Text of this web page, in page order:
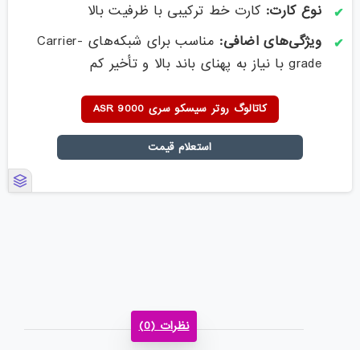
نوع کارت: کارت خط ترکیبی با ظرفیت بالا
ویژگی‌های اضافی:
مناسب برای شبکه‌های Carrier-
grade با نیاز به پهنای باند بالا و تأخیر کم
کاتالوگ روتر سیسکو سری ASR 9000
استعلام قیمت
نظرات (0)